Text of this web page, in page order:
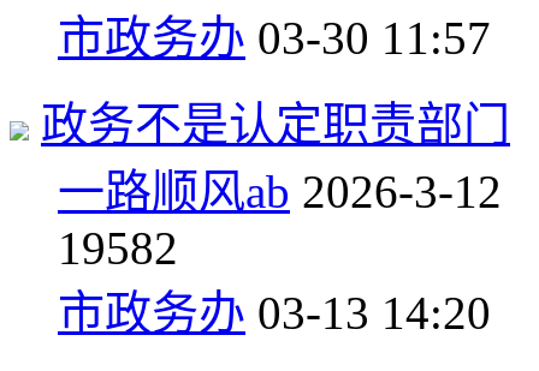
市政务办 03-30 11:57
政务不是认定职责部门
一路顺风ab 2026-3-12
19582
市政务办 03-13 14:20